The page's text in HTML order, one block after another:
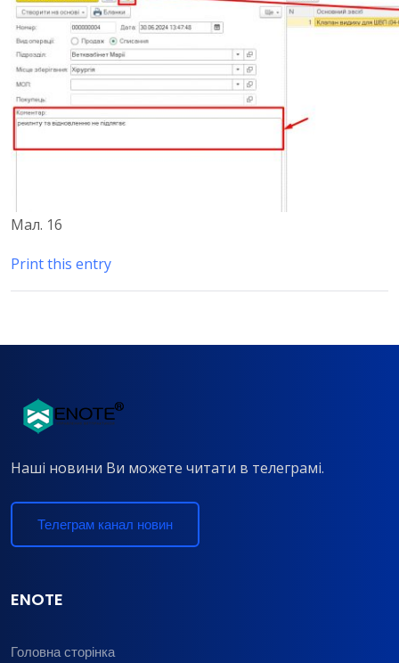
Мал. 16
Print this entry
Наші новини Ви можете читати в телеграмі.
Телеграм канал новин
ENOTE
Головна сторінка